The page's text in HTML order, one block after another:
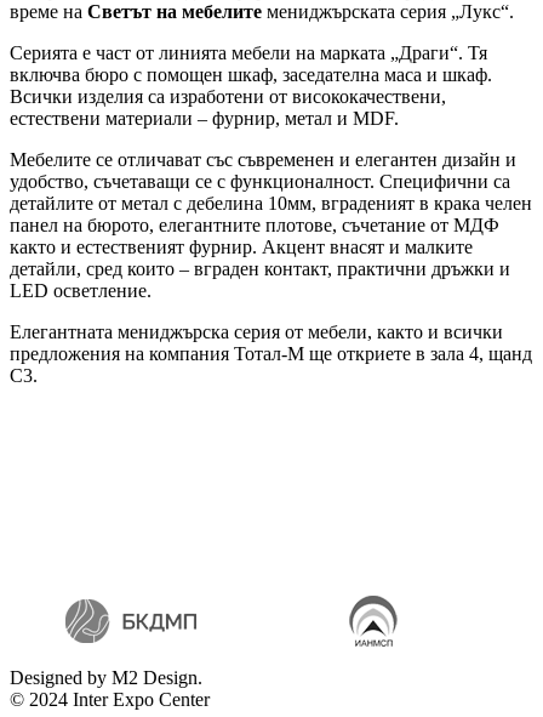
време на Светът на мебелите мениджърската серия „Лукс“.
Серията е част от линията мебели на марката „Драги“. Тя
включва бюро с помощен шкаф, заседателна маса и шкаф.
Всички изделия са изработени от висококачествени,
естествени материали – фурнир, метал и MDF.
Мебелите се отличават със съвременен и елегантен дизайн и
удобство, съчетаващи се с функционалност. Специфични са
детайлите от метал с дебелина 10мм, вграденият в крака челен
панел на бюрото, елегантните плотове, съчетание от МДФ
както и естественият фурнир. Акцент внасят и малките
детайли, сред които – вграден контакт, практични дръжки и
LED осветление.
Елегантната мениджърска серия от мебели, както и всички
предложения на компания Тотал-М ще откриете в зала 4, щанд
С3.
Designed by M2 Design.
© 2024 Inter Expo Center